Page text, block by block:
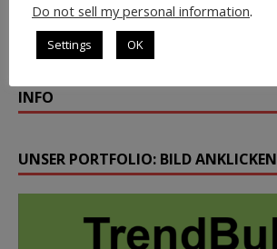
Trading
INFO
UNSER PORTFOLIO: BILD ANKLICKEN
Do not sell my personal information.
Settings OK